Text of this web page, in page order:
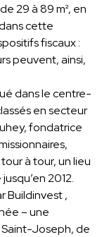
29 à 89 m², en
cette
fiscaux :
peuvent, ainsi,
dans le centre-
en secteur
fondatrice
à tour, un lieu
2012.
Buildinvest ,
– une
Joseph, de